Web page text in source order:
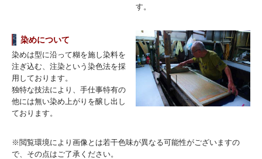
す。
染めについて
染めは型に沿って糊を施し染料を
注ぎ込む、注染という染色法を採
用しております。
独特な技法により、手仕事特有の
他には無い染め上がりを醸し出し
ております。
※閲覧環境により画像とは若干色味が異なる可能性がございますの
で、その点はご了承ください。